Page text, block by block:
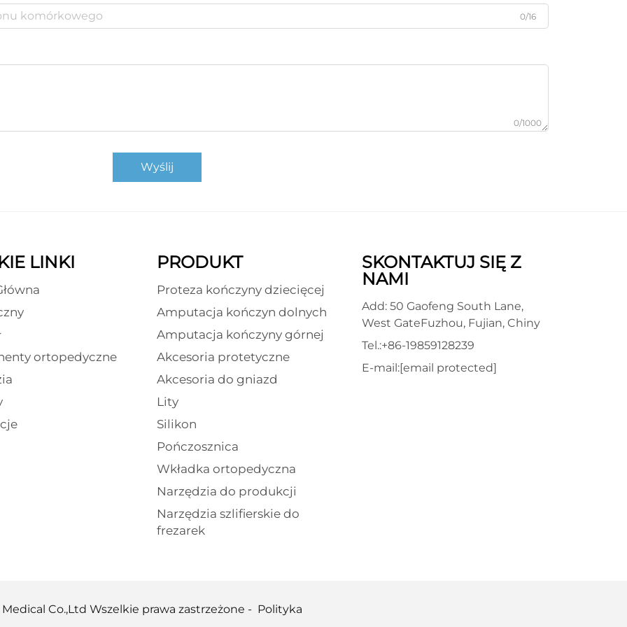
0/16
0/1000
Wyślij
LINKI
ortopedyczne
PRODUKT
Proteza kończyny dziecięcej
Amputacja kończyn dolnych
Amputacja kończyny górnej
Akcesoria protetyczne
Akcesoria do gniazd
Lity
Silikon
Pończosznica
Wkładka ortopedyczna
Narzędzia do produkcji
Narzędzia szlifierskie do
frezarek
SKONTAKTUJ SIĘ Z
NAMI
Add: 50 Gaofeng South Lane,
West GateFuzhou, Fujian, Chiny
Tel.:+86-19859128239
E-mail:[email protected]
Co.,Ltd Wszelkie prawa zastrzeżone - Polityka